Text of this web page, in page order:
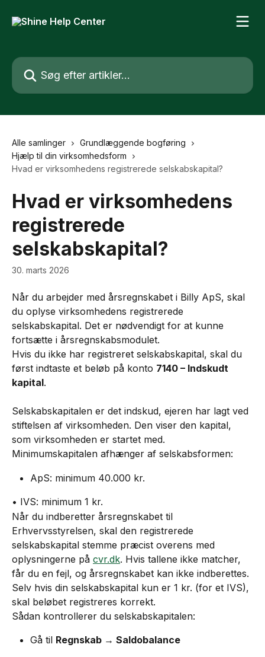
Søg efter artikler...
Alle samlinger
Grundlæggende bogføring
Hjælp til din virksomhedsform
Hvad er virksomhedens registrerede selskabskapital?
Hvad er virksomhedens
registrerede
selskabskapital?
30. marts 2026
Når du arbejder med årsregnskabet i Billy ApS, skal
du oplyse virksomhedens registrerede
selskabskapital. Det er nødvendigt for at kunne
fortsætte i årsregnskabsmodulet.
Hvis du ikke har registreret selskabskapital, skal du
først indtaste et beløb på konto 7140 – Indskudt
kapital.
Selskabskapitalen er det indskud, ejeren har lagt ved
stiftelsen af virksomheden. Den viser den kapital,
som virksomheden er startet med.
Minimumskapitalen afhænger af selskabsformen:
ApS: minimum 40.000 kr.
• IVS: minimum 1 kr.
Når du indberetter årsregnskabet til
Erhvervsstyrelsen, skal den registrerede
selskabskapital stemme præcist overens med
oplysningerne på cvr.dk. Hvis tallene ikke matcher,
får du en fejl, og årsregnskabet kan ikke indberettes.
Selv hvis din selskabskapital kun er 1 kr. (for et IVS),
skal beløbet registreres korrekt.
Sådan kontrollerer du selskabskapitalen:
Gå til Regnskab → Saldobalance